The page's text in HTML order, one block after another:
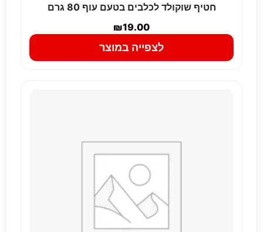
חטיף שוקולד לכלבים בטעם עוף 80 גרם
₪19.00
לצפייה במוצר